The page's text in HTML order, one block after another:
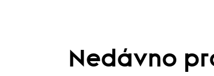
Nedávno